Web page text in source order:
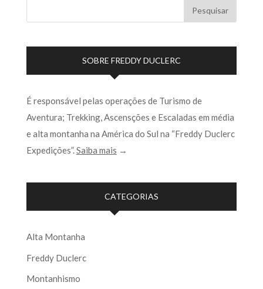
SOBRE FREDDY DUCLERC
É responsável pelas operações de Turismo de
Aventura; Trekking, Ascensções e Escaladas em média
e alta montanha na América do Sul na “Freddy Duclerc
Expedições”.Saiba mais →
CATEGORIAS
Alta Montanha
Freddy Duclerc
Montanhismo